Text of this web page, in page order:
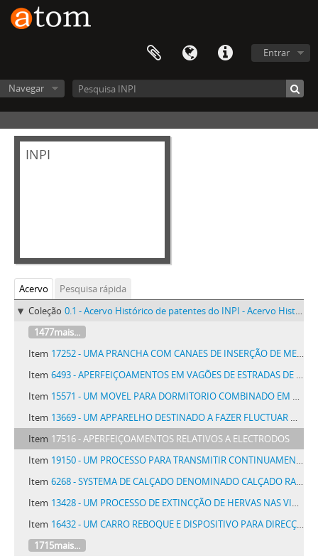
Entrar
Navegar
INPI
Acervo
Pesquisa rápida
Coleção 0.1 - Acervo Histórico de patentes do INPI - Acervo Histórico de patentes do INPI
1477mais...
Item 17252 - UMA PRANCHA COM CANAES DE INSERÇÃO DE MEIOS DE ATAR PARA PRENSAS DE ENFARDAR
Item 6493 - APERFEIÇOAMENTOS EM VAGÕES DE ESTRADAS DE FERRO E SEMELHANTES
Item 15571 - UM MOVEL PARA DORMITORIO COMBINADO EM UMA SÓ PEÇA
Item 13669 - UM APPARELHO DESTINADO A FAZER FLUCTUAR NAVIOS SUBMERGIDOS
Item 17516 - APERFEIÇOAMENTOS RELATIVOS A ELECTRODOS
Item 19150 - UM PROCESSO PARA TRANSMITIR CONTINUAMENTE PRESSÃO A LIQUIDOS POR MEIO DE VAPOR DAGUA, GAZES OU VAPORES COMPRIMIDOS
Item 6268 - SYSTEMA DE CALÇADO DENOMINADO CALÇADO RAID
Item 13428 - UM PROCESSO DE EXTINCÇÃO DE HERVAS NAS VIAS E LOGRADOUROS PUBLICOS E PARTICULARES
Item 16432 - UM CARRO REBOQUE E DISPOSITIVO PARA DIRECÇÃO DO MESMO
1715mais...